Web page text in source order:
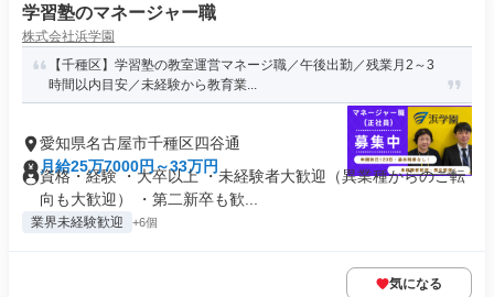
学習塾のマネージャー職
株式会社浜学園
【千種区】学習塾の教室運営マネージ職／午後出勤／残業月2～3
時間以内目安／未経験から教育業...
愛知県名古屋市千種区四谷通
月給25万7000円～33万円
資格・経験 ・大卒以上 ・未経験者大歓迎（異業種からのご転
向も大歓迎） ・第二新卒も歓...
業界未経験歓迎 +6個
気になる